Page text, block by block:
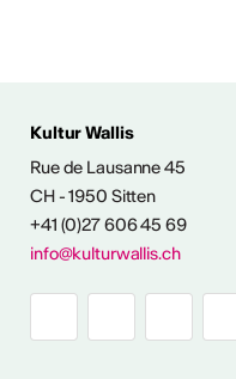
& KONTAKT
Kultur Wallis
Rue de Lausanne 45
CH - 1950 Sitten
+41 (0)27 606 45 69
info@kulturwallis.ch